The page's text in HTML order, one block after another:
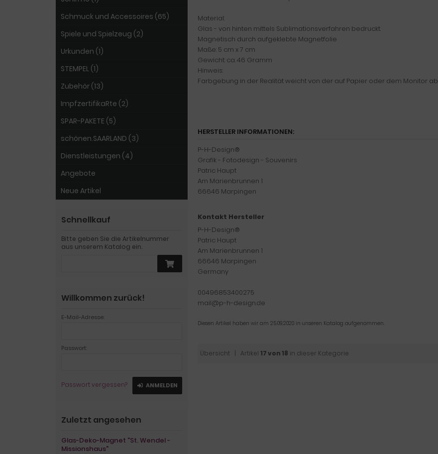
Material:
Glas - von hinten mittels Sublimationsverfahren bedruckt.
Magnetisch durch aufgeklebte Magnetfolie
Maße: 5 cm x 7 cm
Gewicht: ca. 46 Gramm
Hinweis:
Farbgebung in der Realität weicht von der auf Papier oder dem Monitor ab
HERSTELLER INFORMATIONEN:
P-H-Design®
Grafik - Fotodesign - Souvenirs
Patric Haupt
Am Marienbrunnen 1
66646 Marpingen
Kontakt Hersteller
P-H-Design®
Patric Haupt
Am Marienbrunnen 1
66646 Marpingen
Germany
00496853400275
mail@p-h-design.de
Diesen Artikel haben wir am 25.09.2020 in unseren Katalog aufgenommen.
Übersicht | Artikel 17 von 18 in dieser Kategorie
Schmuck und Accessoires (65)
Spiele und Spielzeug (2)
Urkunden (1)
STEMPEL (1)
Zubehör (13)
ImpfzertifikaRte (2)
SPAR-PAKETE (5)
schönen.SAARLAND (3)
Dienstleistungen (4)
Angebote
Neue Artikel
Schnellkauf
Bitte geben Sie die Artikelnummer
aus unserem Katalog ein.
Willkommen zurück!
E-Mail-Adresse:
Passwort:
Passwort vergessen? ANMELDEN
Zuletzt angesehen
Glas-Deko-Magnet "St. Wendel -
Missionshaus"